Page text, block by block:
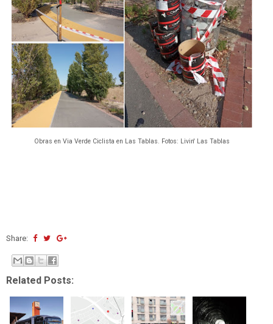
Obras en Via Verde Ciclista en Las Tablas. Fotos: Livin' Las Tablas
Share:
Related Posts: